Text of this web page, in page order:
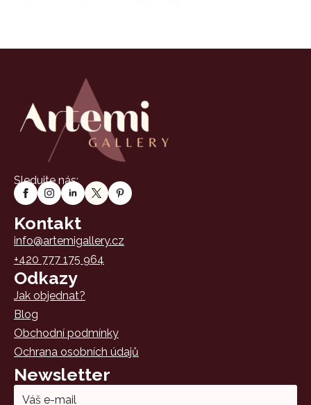
Sledujte nás:
Kontakt
info@artemigallery.cz
+420 777 175 964
Odkazy
Jak objednat?
Blog
Obchodní podmínky
Ochrana osobních údajů
Newsletter
Email